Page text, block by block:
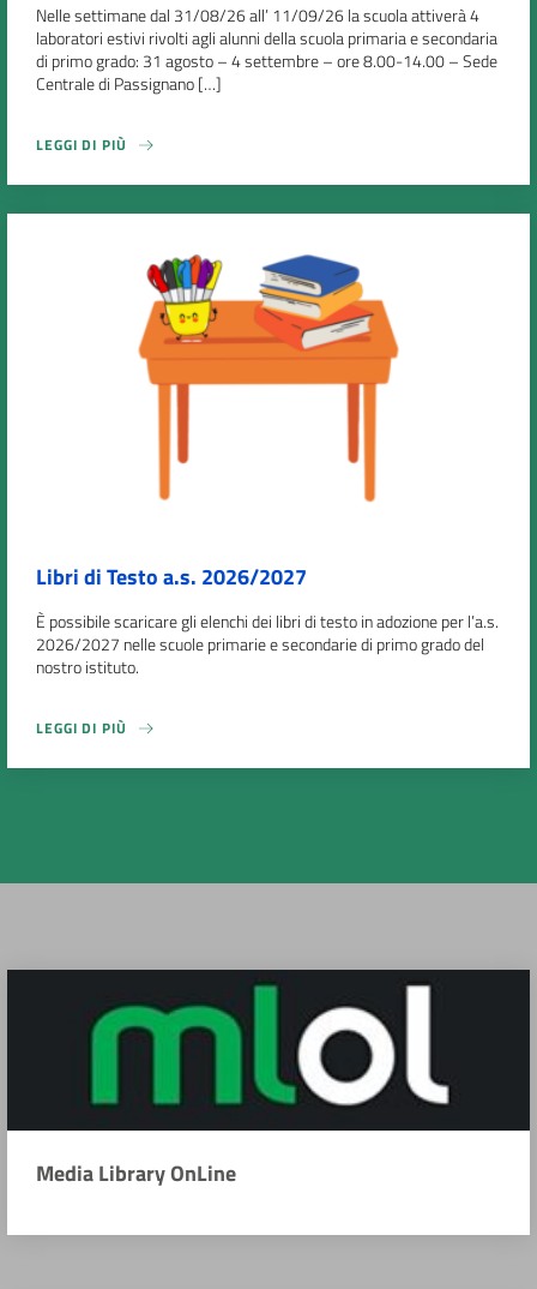
Nelle settimane dal 31/08/26 all’ 11/09/26 la scuola attiverà 4
laboratori estivi rivolti agli alunni della scuola primaria e secondaria
di primo grado: 31 agosto – 4 settembre – ore 8.00-14.00 – Sede
Centrale di Passignano […]
LEGGI DI PIÙ
Libri di Testo a.s. 2026/2027
È possibile scaricare gli elenchi dei libri di testo in adozione per l’a.s.
2026/2027 nelle scuole primarie e secondarie di primo grado del
nostro istituto.
LEGGI DI PIÙ
Media Library OnLine